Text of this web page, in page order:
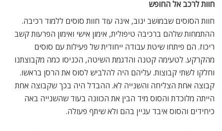
חוות לרכב אל החופש
חוות הסוסים שבמושב ינוב, אינה עוד חוות סוסים ללמוד רכיבה.
ההתמחות שלהם ברכיבה טיפולית, אימון אישי ואימון הפרעות קשב
ריכוז. הם פיתחו שיטת עבודה ייחודית של פעילות עם סוסים
מהקרקע. לטעימה קטנה והדגמת השיטה, הכניסו כמה מקבוצתנו
וחלקו לשתי קבוצות. עליהם היה להלביש לסוס את הרסן בראשו.
קבוצה אחת הצליחה והשנייה לא. ההבדל היה בכך שקבוצה אחת
הייתה מלוכדת והסוס מיד הבין את הכוונה בעוד שהשנייה באה
כיחידים והסוס איבד עניין בהם ולא שיתף פעולה.